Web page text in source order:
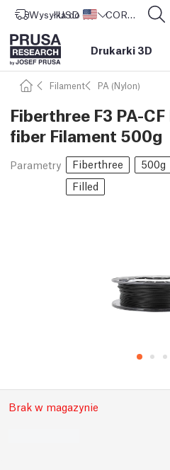
Wysyłka do Stany
USD ($) CORE One L: Już w sprzedaży!
Drukarki 3D
Filament PA (Nylon)
Fiberthree F3 PA-
fiber Filament 500g
Parametry Fiberthree 500g
Filled
Brak w magazynie